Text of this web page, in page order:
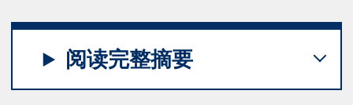
阅读完整摘要